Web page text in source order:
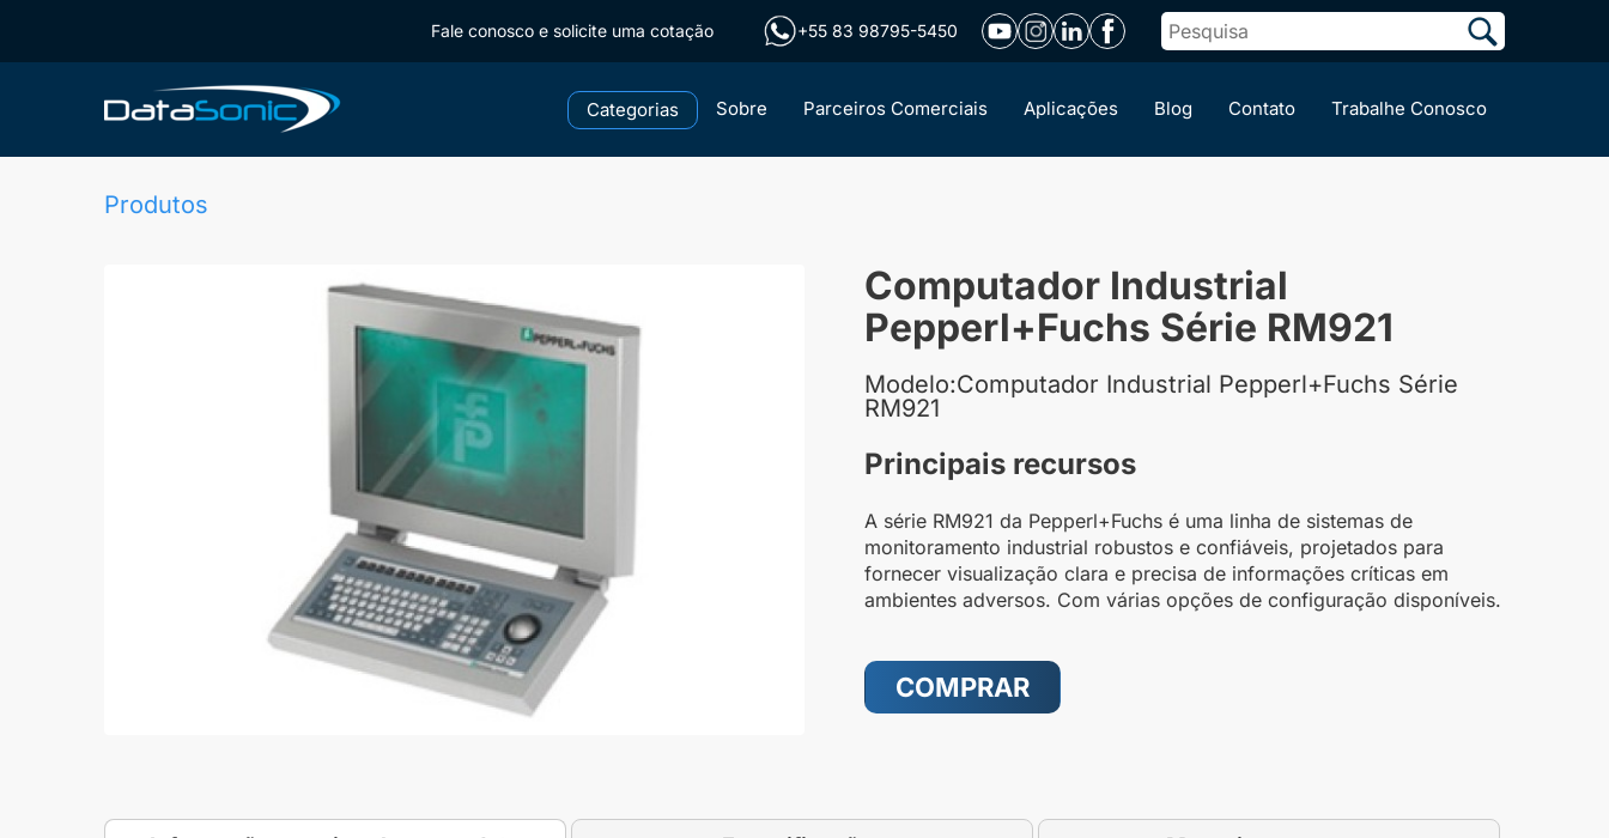
Fale conosco e solicite uma cotação +55 83 98795-5450
Categorias Sobre Parceiros Comerciais Aplicações Blog Contato Trabalhe Conosco
Produtos
Computador Industrial
Pepperl+Fuchs Série RM921
Modelo:Computador Industrial Pepperl+Fuchs Série
RM921
Principais recursos
A série RM921 da Pepperl+Fuchs é uma linha de sistemas de
monitoramento industrial robustos e confiáveis, projetados para
fornecer visualização clara e precisa de informações críticas em
ambientes adversos. Com várias opções de configuração disponíveis.
COMPRAR